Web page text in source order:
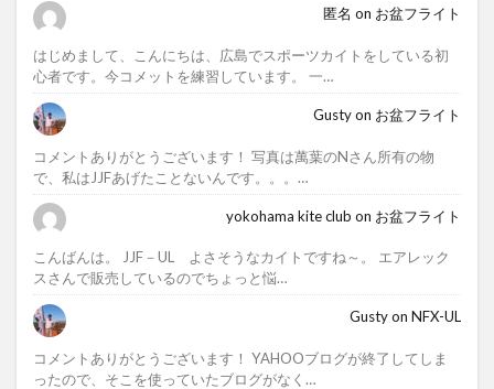
匿名 on お盆フライト
はじめまして、こんにちは、広島でスポーツカイトをしている初
心者です。今コメットを練習しています。 一…
Gustyon お盆フライト
コメントありがとうございます！ 写真は萬葉のNさん所有の物
で、私はJJFあげたことないんです。。。…
yokohama kite club on お盆フライト
こんばんは。 JJF－UL よさそうなカイトですね～。 エアレック
スさんで販売しているのでちょっと悩…
Gustyon NFX-UL
コメントありがとうございます！ YAHOOブログが終了してしま
ったので、そこを使っていたブログがなく…